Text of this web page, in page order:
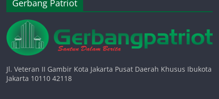
Gerbang Patriot
Jl. Veteran II Gambir Kota Jakarta Pusat Daerah Khusus Ibukota
Jakarta 10110 42118